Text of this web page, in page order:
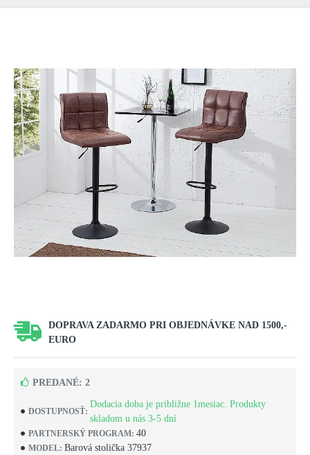
DOPRAVA ZADARMO PRI OBJEDNÁVKE NAD 1500,-
EURO
DOSTUPNOSŤ:
Dodacia doba je približne 1mesiac. Produkty
skladom u nás 3-5 dní
PARTNERSKÝ PROGRAM: 40
MODEL: Barová stolička 37937
PREDANÉ: 2